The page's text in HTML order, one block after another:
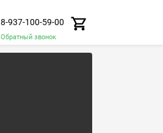
8-937-100-59-00
Обратный звонок